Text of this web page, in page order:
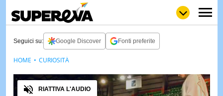
LOLGULP
LOVENEWS
STORIE
Seguici su: Google Discover Fonti preferite
Audio
RIATTIVA L'AUDIO
HOME CURIOSITÀ